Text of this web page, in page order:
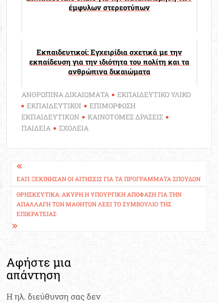
έμφυλων στερεοτύπων
Εκπαιδευτικοί: Εγχειρίδια σχετικά με την
εκπαίδευση για την ιδιότητα του πολίτη και τα
ανθρώπινα δικαιώματα
ΑΝΘΡΩΠΙΝΑ ΔΙΚΑΙΩΜΑΤΑ
ΕΚΠΑΙΔΕΥΤΙΚΟ ΥΛΙΚΟ
ΕΚΠΑΙΔΕΥΤΙΚΟΙ
ΕΠΙΜΟΡΦΩΣΗ
ΕΚΠΑΙΔΕΥΤΙΚΩΝ
ΚΑΙΝΟΤΟΜΕΣ ΔΡΑΣΕΙΣ
ΠΑΙΔΕΙΑ
ΣΧΟΛΕΙΑ
Πλοήγηση
άρθρων
ΕΑΠ: ΞΕΚΊΝΗΣΑΝ ΟΙ ΑΙΤΉΣΕΙΣ ΓΙΑ ΤΑ ΠΡΟΓΡΆΜΜΑΤΑ ΣΠΟΥΔΏΝ
ΘΡΗΣΚΕΥΤΙΚΆ: ΆΚΥΡΗ Η ΥΠΟΥΡΓΙΚΉ ΑΠΌΦΑΣΗ ΓΙΑ ΤΗΝ
ΑΠΑΛΛΑΓΉ ΤΩΝ ΜΑΘΗΤΏΝ ΛΈΕΙ ΤΟ ΣΥΜΒΟΎΛΙΟ ΤΗΣ
ΕΠΙΚΡΑΤΕΊΑΣ
Αφήστε μια
απάντηση
Η ηλ. διεύθυνση σας δεν